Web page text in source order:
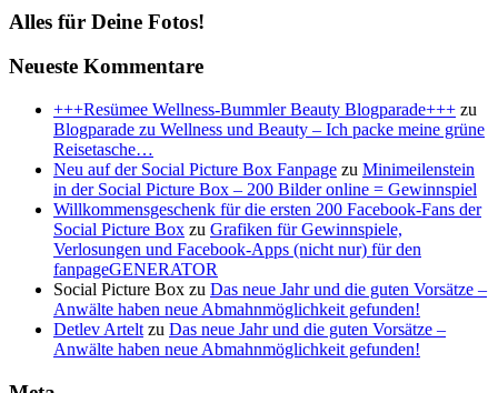
Alles für Deine Fotos!
Neueste Kommentare
+++Resümee Wellness-Bummler Beauty Blogparade+++ zu
Blogparade zu Wellness und Beauty – Ich packe meine grüne
Reisetasche…
Neu auf der Social Picture Box Fanpage zu Minimeilenstein
in der Social Picture Box – 200 Bilder online = Gewinnspiel
Willkommensgeschenk für die ersten 200 Facebook-Fans der
Social Picture Box zu Grafiken für Gewinnspiele,
Verlosungen und Facebook-Apps (nicht nur) für den
fanpageGENERATOR
Social Picture Box zu Das neue Jahr und die guten Vorsätze –
Anwälte haben neue Abmahnmöglichkeit gefunden!
Detlev Artelt zu Das neue Jahr und die guten Vorsätze –
Anwälte haben neue Abmahnmöglichkeit gefunden!